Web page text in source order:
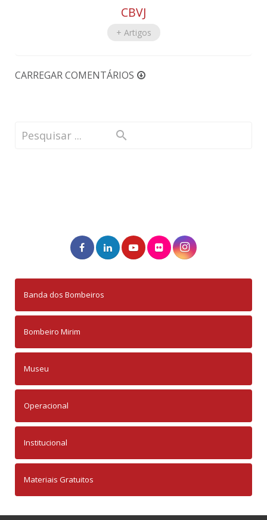
CBVJ
+ Artigos
CARREGAR COMENTÁRIOS
Banda dos Bombeiros
Bombeiro Mirim
Museu
Operacional
Institucional
Materiais Gratuitos